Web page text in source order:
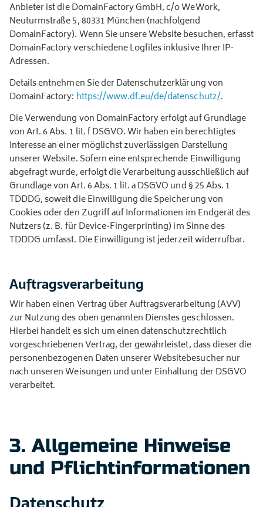
Anbieter ist die DomainFactory GmbH, c/o WeWork,
Neuturmstraße 5, 80331 München (nachfolgend
DomainFactory). Wenn Sie unsere Website besuchen, erfasst
DomainFactory verschiedene Logfiles inklusive Ihrer IP-
Adressen.
Details entnehmen Sie der Datenschutzerklärung von
DomainFactory: https://www.df.eu/de/datenschutz/.
Die Verwendung von DomainFactory erfolgt auf Grundlage
von Art. 6 Abs. 1 lit. f DSGVO. Wir haben ein berechtigtes
Interesse an einer möglichst zuverlässigen Darstellung
unserer Website. Sofern eine entsprechende Einwilligung
abgefragt wurde, erfolgt die Verarbeitung ausschließlich auf
Grundlage von Art. 6 Abs. 1 lit. a DSGVO und § 25 Abs. 1
TDDDG, soweit die Einwilligung die Speicherung von
Cookies oder den Zugriff auf Informationen im Endgerät des
Nutzers (z. B. für Device-Fingerprinting) im Sinne des
TDDDG umfasst. Die Einwilligung ist jederzeit widerrufbar.
Auftragsverarbeitung
Wir haben einen Vertrag über Auftragsverarbeitung (AVV)
zur Nutzung des oben genannten Dienstes geschlossen.
Hierbei handelt es sich um einen datenschutzrechtlich
vorgeschriebenen Vertrag, der gewährleistet, dass dieser die
personenbezogenen Daten unserer Websitebesucher nur
nach unseren Weisungen und unter Einhaltung der DSGVO
verarbeitet.
3. Allgemeine Hinweise
und Pflicht­informationen